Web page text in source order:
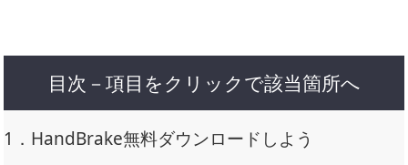
目次－項目をクリックで該当箇所へ
1．HandBrake無料ダウンロードしよう